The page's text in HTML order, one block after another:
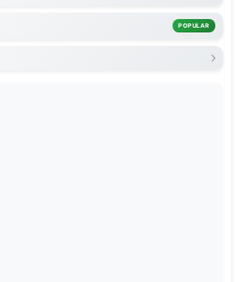
POPULAR